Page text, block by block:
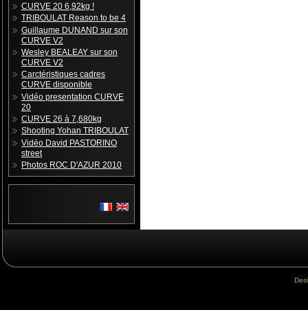
CURVE 20 6,92kg !
TRIBOULAT Reason to be 4
Guillaume DUNAND sur son
CURVE V2
Wesley BEALEAY sur son
CURVE V2
Carctéristiques cadres
CURVE disponible
Vidéo presentation CURVE
20
CURVE 26 à 7,680kg
Shooting Yohan TRIBOULAT
Vidéo David PASTORINO
street
Photos ROC D'AZUR 2010